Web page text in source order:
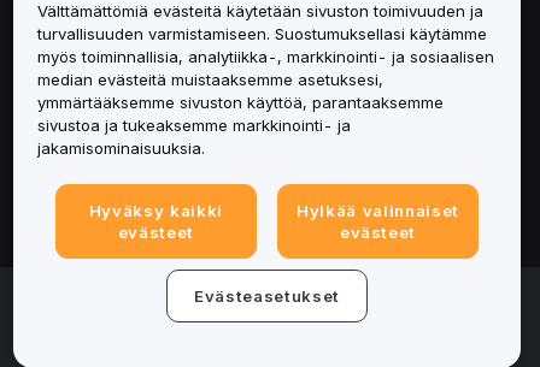
Palvelut
Tuki
Tuotteet
Lakiasiat
© 2025-2026 Bybit.eu. All rights reserved.
Välttämättömiä evästeitä käytetään sivuston toimivuuden ja
turvallisuuden varmistamiseen. Suostumuksellasi käytämme
myös toiminnallisia, analytiikka-, markkinointi- ja sosiaalisen
median evästeitä muistaaksemme asetuksesi,
ymmärtääksemme sivuston käyttöä, parantaaksemme
sivustoa ja tukeaksemme markkinointi- ja
jakamisominaisuuksia.
Hyväksy kaikki
evästeet
Hylkää valinnaiset
evästeet
Evästeasetukset